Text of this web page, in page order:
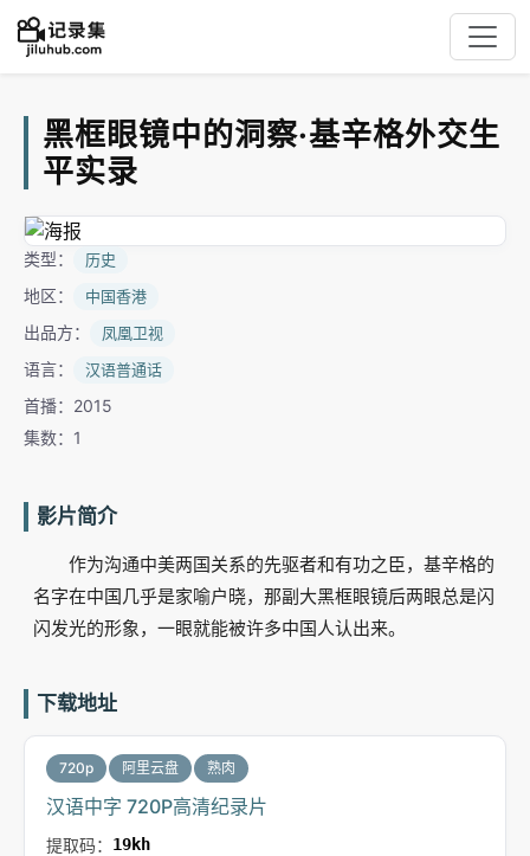
黑框眼镜中的洞察·基辛格外交生
平实录
类型： 历史
地区： 中国香港
出品方： 凤凰卫视
语言： 汉语普通话
首播：2015
集数：1
影片简介
作为沟通中美两国关系的先驱者和有功之臣，基辛格的
名字在中国几乎是家喻户晓，那副大黑框眼镜后两眼总是闪
闪发光的形象，一眼就能被许多中国人认出来。
下载地址
720p 阿里云盘 熟肉
汉语中字 720P高清纪录片
提取码： 19kh